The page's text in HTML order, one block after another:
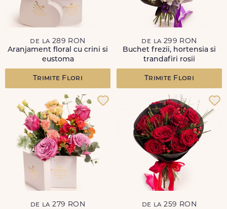
de la 289 RON
Aranjament floral cu crini si
eustoma
Trimite Flori
de la 299 RON
Buchet frezii, hortensia si
trandafiri rosii
Trimite Flori
de la 279 RON
de la 259 RON